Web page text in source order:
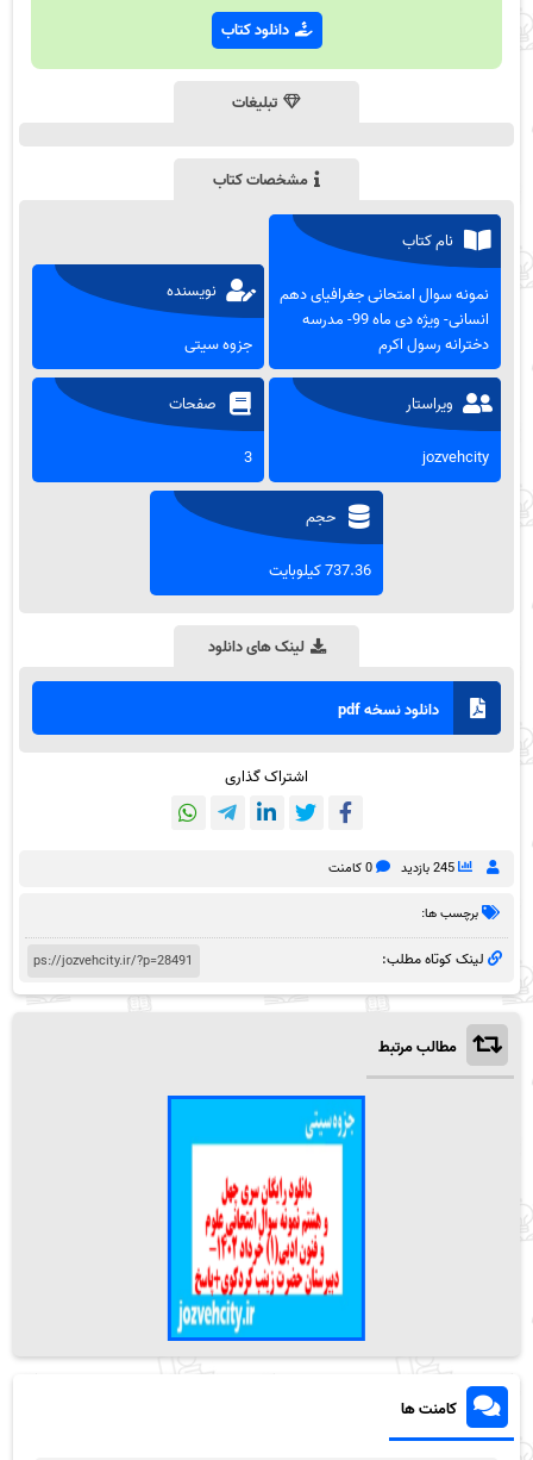
دانلود کتاب
تبلیغات
مشخصات کتاب
نام کتاب
نمونه سوال امتحانی جغرافیای دهم
انسانی- ویژه دی ماه 99- مدرسه
دخترانه رسول اکرم
نویسنده
جزوه سیتی
ویراستار
jozvehcity
صفحات
3
حجم
737.36 کیلوبایت
لینک های دانلود
دانلود نسخه pdf
اشتراک گذاری
245 بازدید 0 کامنت
برچسب ها:
لینک کوتاه مطلب:
مطالب مرتبط
کامنت ها